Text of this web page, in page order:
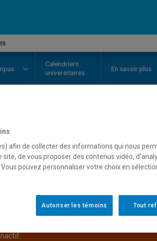
Calendriers
universitaires
En savoir plus
Acquisition
Horaire - Été 2026 Horaire -
afin de collecter des informations qui nous
de vous proposer des contenus vidéo,
pouvez personnaliser votre choix en
Tout
Autoriser les témoins